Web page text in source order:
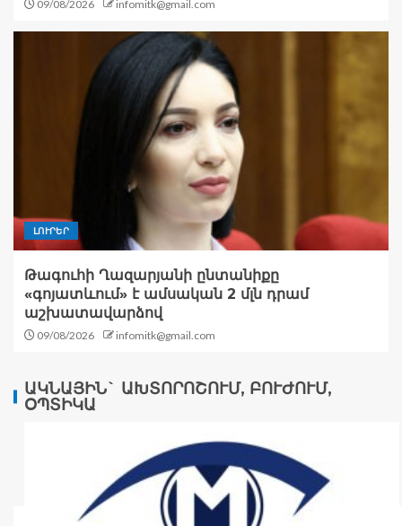
09/08/2026 infomitk@gmail.com
ԼՈՒՐԵՐ
Թագուհի Ղազարյանի ընտանիքը
«գոյատևում» է ամսական 2 մլն դրամ
աշխատավարձով
09/08/2026 infomitk@gmail.com
ԱԿՆԱՅԻՆ` ԱԽՏՈՐՈՇՈՒՄ, ԲՈՒԺՈՒՄ,
ՕՊՏԻԿԱ